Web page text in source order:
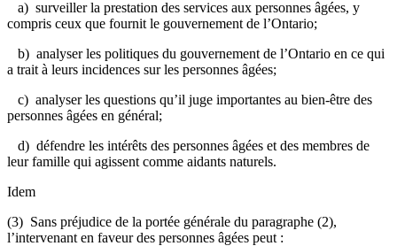
a) surveiller la prestation des services aux personnes âgées, y
compris ceux que fournit le gouvernement de l’Ontario;
b) analyser les politiques du gouvernement de l’Ontario en ce qui
a trait à leurs incidences sur les personnes âgées;
c) analyser les questions qu’il juge importantes au bien-être des
personnes âgées en général;
d) défendre les intérêts des personnes âgées et des membres de
leur famille qui agissent comme aidants naturels.
Idem
(3) Sans préjudice de la portée générale du paragraphe (2),
l’intervenant en faveur des personnes âgées peut :